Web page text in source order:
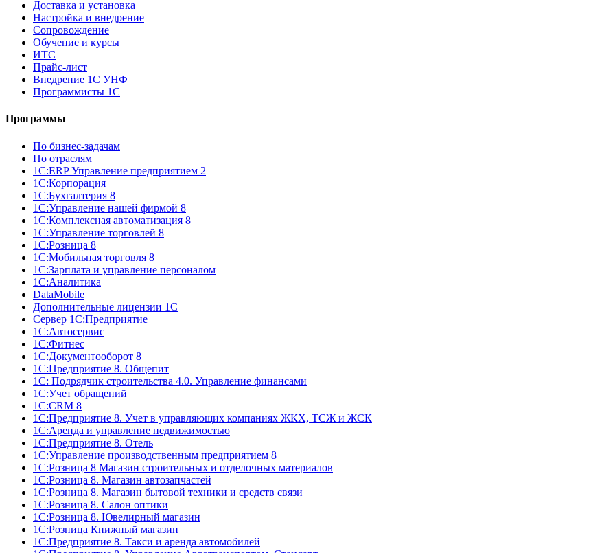
Доставка и установка
Настройка и внедрение
Сопровождение
Обучение и курсы
ИТС
Прайс-лист
Внедрение 1С УНФ
Программисты 1С
Программы
По бизнес-задачам
По отраслям
1C:ERP Управление предприятием 2
1С:Корпорация
1С:Бухгалтерия 8
1С:Управление нашей фирмой 8
1С:Комплексная автоматизация 8
1С:Управление торговлей 8
1С:Розница 8
1С:Мобильная торговля 8
1С:Зарплата и управление персоналом
1С:Аналитика
DataMobile
Дополнительные лицензии 1С
Сервер 1С:Предприятие
1С:Автосервис
1С:Фитнес
1С:Документооборот 8
1С:Предприятие 8. Общепит
1С: Подрядчик строительства 4.0. Управление финансами
1С:Учет обращений
1C:CRM 8
1С:Предприятие 8. Учет в управляющих компаниях ЖКХ, ТСЖ и ЖСК
1С:Аренда и управление недвижимостью
1С:Предприятие 8. Отель
1C:Управление производственным предприятием 8
1С:Розница 8 Магазин строительных и отделочных материалов
1С:Розница 8. Магазин автозапчастей
1С:Розница 8. Магазин бытовой техники и средств связи
1С:Розница 8. Салон оптики
1С:Розница 8. Ювелирный магазин
1С:Розница Книжный магазин
1C:Предприятие 8. Такси и аренда автомобилей